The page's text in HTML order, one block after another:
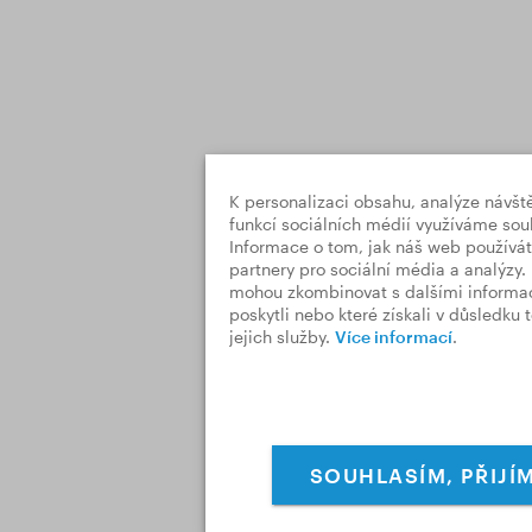
K personalizaci obsahu, analýze
funkcí sociálních médií využíváme
Informace o tom, jak náš web
partnery pro sociální média a
mohou zkombinovat s dalšími
poskytli nebo které získali v důsledku
jejich služby. Více informací.
SOUHLASÍM,